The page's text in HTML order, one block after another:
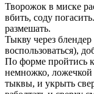
Творожок в миске
вбить, соду
размешать.
Тыкву через
воспользоваться),
По форме пройтись
немножко, ложечкой
тыквы, и укрыть